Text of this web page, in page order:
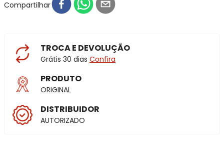
Compartilhar
TROCA E DEVOLUÇÃO
Grátis 30 dias Confira
PRODUTO
ORIGINAL
DISTRIBUIDOR
AUTORIZADO